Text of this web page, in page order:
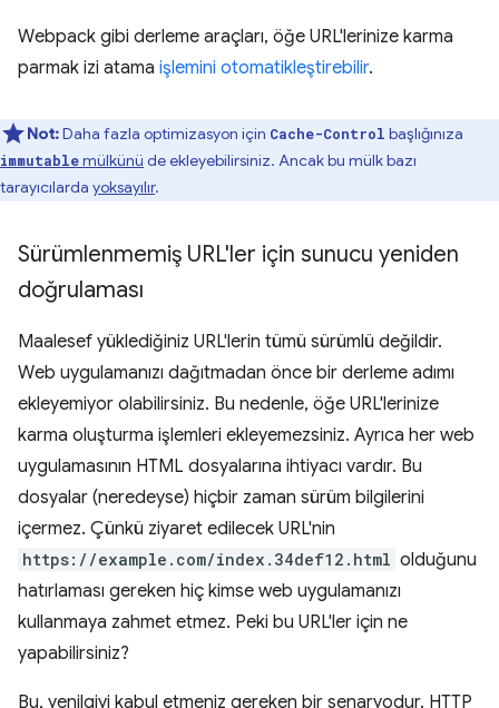
Webpack gibi derleme araçları, öğe URL'lerinize karma
parmak izi atama işlemini otomatikleştirebilir.
Not:Daha fazla optimizasyon için Cache-Control başlığınıza
immutablemülkünü de ekleyebilirsiniz. Ancak bu mülk bazı
tarayıcılarda yoksayılır.
Sürümlenmemiş URL'ler için sunucu yeniden
doğrulaması
Maalesef yüklediğiniz URL'lerin tümü sürümlü değildir.
Web uygulamanızı dağıtmadan önce bir derleme adımı
ekleyemiyor olabilirsiniz. Bu nedenle, öğe URL'lerinize
karma oluşturma işlemleri ekleyemezsiniz. Ayrıca her web
uygulamasının HTML dosyalarına ihtiyacı vardır. Bu
dosyalar (neredeyse) hiçbir zaman sürüm bilgilerini
içermez. Çünkü ziyaret edilecek URL'nin
https://example.com/index.34def12.html olduğunu
hatırlaması gereken hiç kimse web uygulamanızı
kullanmaya zahmet etmez. Peki bu URL'ler için ne
yapabilirsiniz?
Bu, yenilgiyi kabul etmeniz gereken bir senaryodur. HTTP